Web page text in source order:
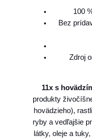
I
y
s
h
r
e
100
Bez
Zdroj
11x s
produkty
hovädzieho),
ryby a vedľajšie
látky, oleje a